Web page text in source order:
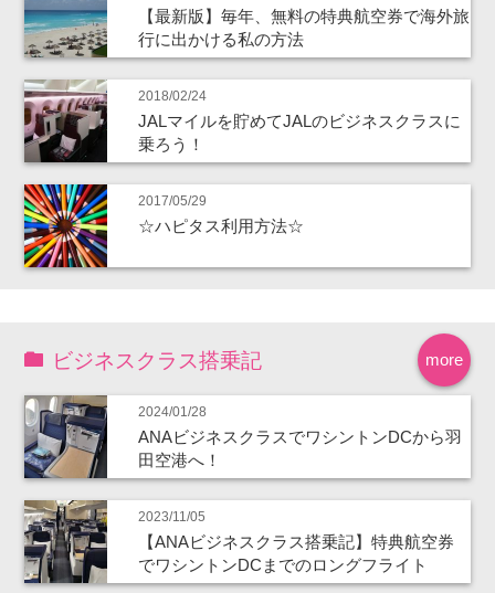
【最新版】毎年、無料の特典航空券で海外旅
行に出かける私の方法
2018/02/24
JALマイルを貯めてJALのビジネスクラスに
乗ろう！
2017/05/29
☆ハピタス利用方法☆
more
ビジネスクラス搭乗記
2024/01/28
ANAビジネスクラスでワシントンDCから羽
田空港へ！
2023/11/05
【ANAビジネスクラス搭乗記】特典航空券
でワシントンDCまでのロングフライト